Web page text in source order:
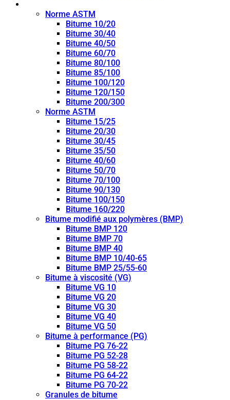
Norme ASTM
Bitume 10/20
Bitume 30/40
Bitume 40/50
Bitume 60/70
Bitume 80/100
Bitume 85/100
Bitume 100/120
Bitume 120/150
Bitume 200/300
Norme ASTM
Bitume 15/25
Bitume 20/30
Bitume 30/45
Bitume 35/50
Bitume 40/60
Bitume 50/70
Bitume 70/100
Bitume 90/130
Bitume 100/150
Bitume 160/220
Bitume modifié aux polymères (BMP)
Bitume BMP 120
Bitume BMP 70
Bitume BMP 40
Bitume BMP 10/40-65
Bitume BMP 25/55-60
Bitume à viscosité (VG)
Bitume VG 10
Bitume VG 20
Bitume VG 30
Bitume VG 40
Bitume VG 50
Bitume à performance (PG)
Bitume PG 76-22
Bitume PG 52-28
Bitume PG 58-22
Bitume PG 64-22
Bitume PG 70-22
Granules de bitume